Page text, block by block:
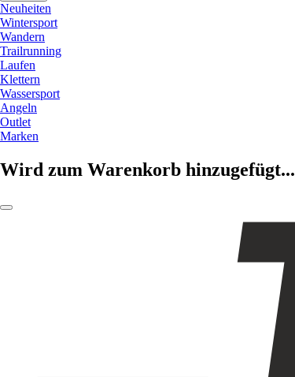
Neuheiten
Wintersport
Wandern
Trailrunning
Laufen
Klettern
Wassersport
Angeln
Outlet
Marken
Wird zum Warenkorb hinzugefügt...